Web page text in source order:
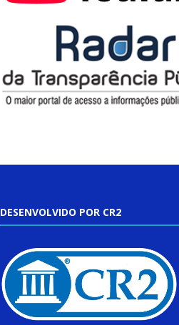
DESENVOLVIDO POR CR2